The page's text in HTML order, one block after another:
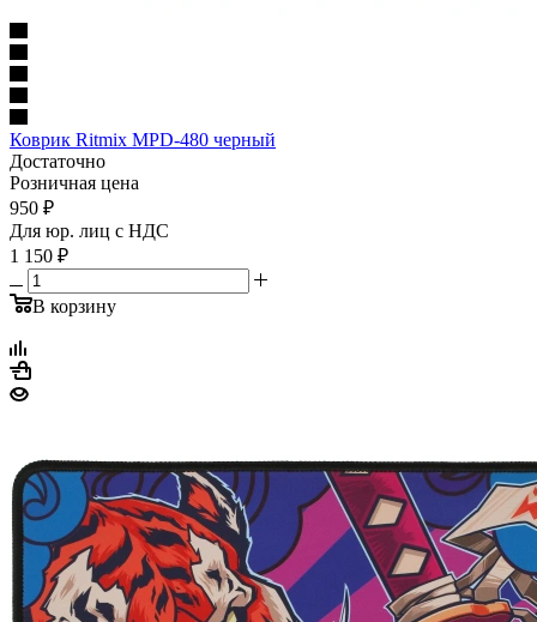
Коврик Ritmix MPD-480 черный
Достаточно
Розничная цена
950 ₽
Для юр. лиц c НДС
1 150 ₽
В корзину